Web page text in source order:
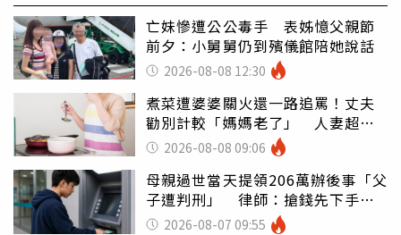
亡妹慘遭公公毒手 表姊憶父親節
前夕：小舅舅仍到殯儀館陪她說話
2026-08-08 12:30
煮菜遭婆婆關火還一路追罵！丈夫
勸別計較「媽媽老了」 人妻超崩
潰：我像台傭
2026-08-08 09:06
母親過世當天提領206萬辦後事「父
子遭判刑」 律師：搶錢先下手是
罪 2026-08-07 09:55